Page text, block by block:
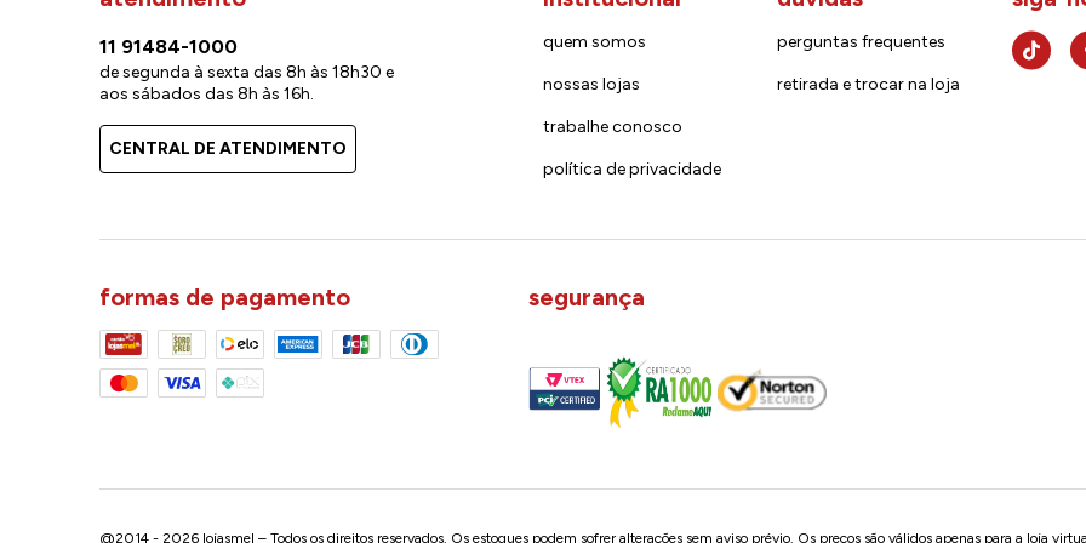
11 91484-1000
de segunda à sexta das 8h às 18h30 e
aos sábados das 8h às 16h.
CENTRAL DE ATENDIMENTO
quem somos
nossas lojas
trabalhe conosco
política de privacidade
perguntas frequentes
retirada e trocar na loja
formas de pagamento segurança
@2014 - 2026 lojasmel – Todos os direitos reservados. Os estoques podem sofrer alterações sem aviso prévio. Os preços são válidos apenas para a loja